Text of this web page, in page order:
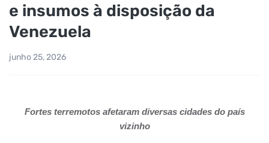
e insumos à disposição da
Venezuela
junho 25, 2026
Fortes terremotos afetaram diversas cidades do país
vizinho